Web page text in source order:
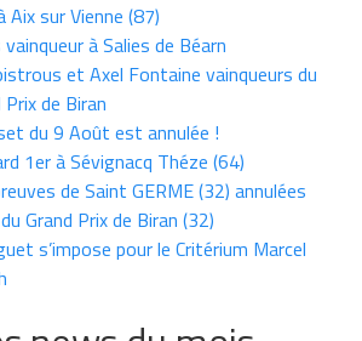
Aix sur Vienne (87)
à Salies de Béarn
et Axel Fontaine vainqueurs du
de Biran
du 9 Août est annulée !
1er à Sévignacq Théze (64)
de Saint GERME (32) annulées
Grand Prix de Biran (32)
s’impose pour le Critérium Marcel